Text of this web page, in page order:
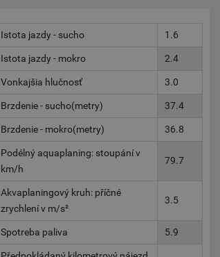
Istota jazdy - sucho 1.6
Istota jazdy - mokro 2.4
Vonkajšia hlučnosť 3.0
Brzdenie - sucho(metry) 37.4
Brzdenie - mokro(metry) 36.8
Podélný aquaplaning: stoupání v
km/h
79.7
Akvaplaningový kruh: příčné
zrychlení v m/s²
3.5
Spotreba paliva 5.9